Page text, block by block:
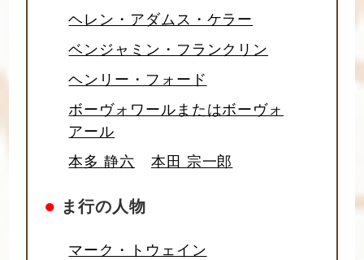
ヘレン・アダムス・ケラー
ベンジャミン・フランクリン
ヘンリー・フォード
ボーヴォワールまたはボーヴォ
アール
本多 静六
本田 宗一郎
● ま行の人物
マーク・トウェイン